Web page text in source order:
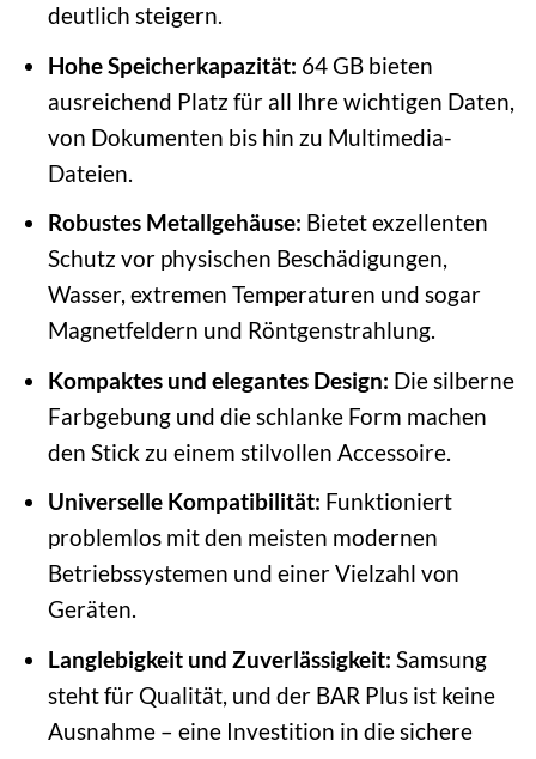
deutlich steigern.
Hohe Speicherkapazität: 64 GB bieten
ausreichend Platz für all Ihre wichtigen Daten,
von Dokumenten bis hin zu Multimedia-
Dateien.
Robustes Metallgehäuse: Bietet exzellenten
Schutz vor physischen Beschädigungen,
Wasser, extremen Temperaturen und sogar
Magnetfeldern und Röntgenstrahlung.
Kompaktes und elegantes Design: Die silberne
Farbgebung und die schlanke Form machen
den Stick zu einem stilvollen Accessoire.
Universelle Kompatibilität: Funktioniert
problemlos mit den meisten modernen
Betriebssystemen und einer Vielzahl von
Geräten.
Langlebigkeit und Zuverlässigkeit: Samsung
steht für Qualität, und der BAR Plus ist keine
Ausnahme – eine Investition in die sichere